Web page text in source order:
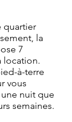
quartier
la
7
location.
à-terre
vous
nuit que
semaines.